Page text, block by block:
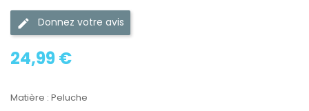
Donnez votre avis
24,99 €
Matière : Peluche